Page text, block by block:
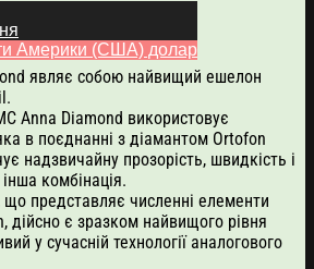
являє собою найвищий ешелон
Anna Diamond використовує
в поєднанні з діамантом Ortofon
надзвичайну прозорість, швидкість і
комбінація.
представляє численні елементи
дійсно є зразком найвищого рівня
у сучасній технології аналогового
Америки (США) долар